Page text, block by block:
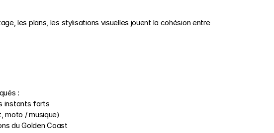
les plans, les stylisations visuelles jouent la cohésion entre
:
instants forts
moto / musique)
du Golden Coast